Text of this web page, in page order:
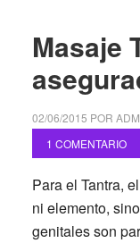
Masaje
02/06/2015 POR
1 COMENTARIO
Para el Tantra,
ni elemento,
genitales son